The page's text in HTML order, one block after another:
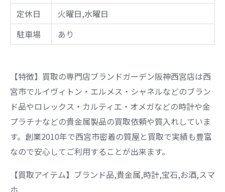
定休日
火曜日,水曜日
駐車場
あり
【特徴】買取の専門店ブランドガーデン阪神西宮店は西
宮市でルイヴィトン・エルメス・シャネルなどのブラン
ド品やロレックス・カルティエ・オメガなどの時計や金
プラチナなどの貴金属製品の買取依頼や質入れしていま
す。創業2010年で西宮市密着の質屋と買取で実績も豊富
なので安心してご利用することが出来ます。
【買取アイテム】ブランド品,貴金属,時計,宝石,お酒,スマ
ホ